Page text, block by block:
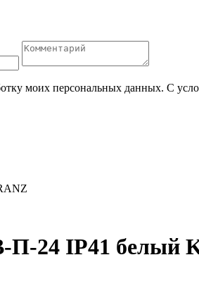
моих персональных данных. С
24 IP41 белый